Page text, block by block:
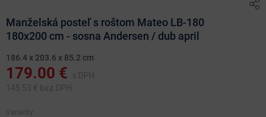
Manželská posteľ s roštom Mateo LB-180
180x200 cm - sosna Andersen / dub april
186.4 x 203.6 x 85.2 cm
179.00 €
s DPH
145.53 € bez DPH
Varianty: